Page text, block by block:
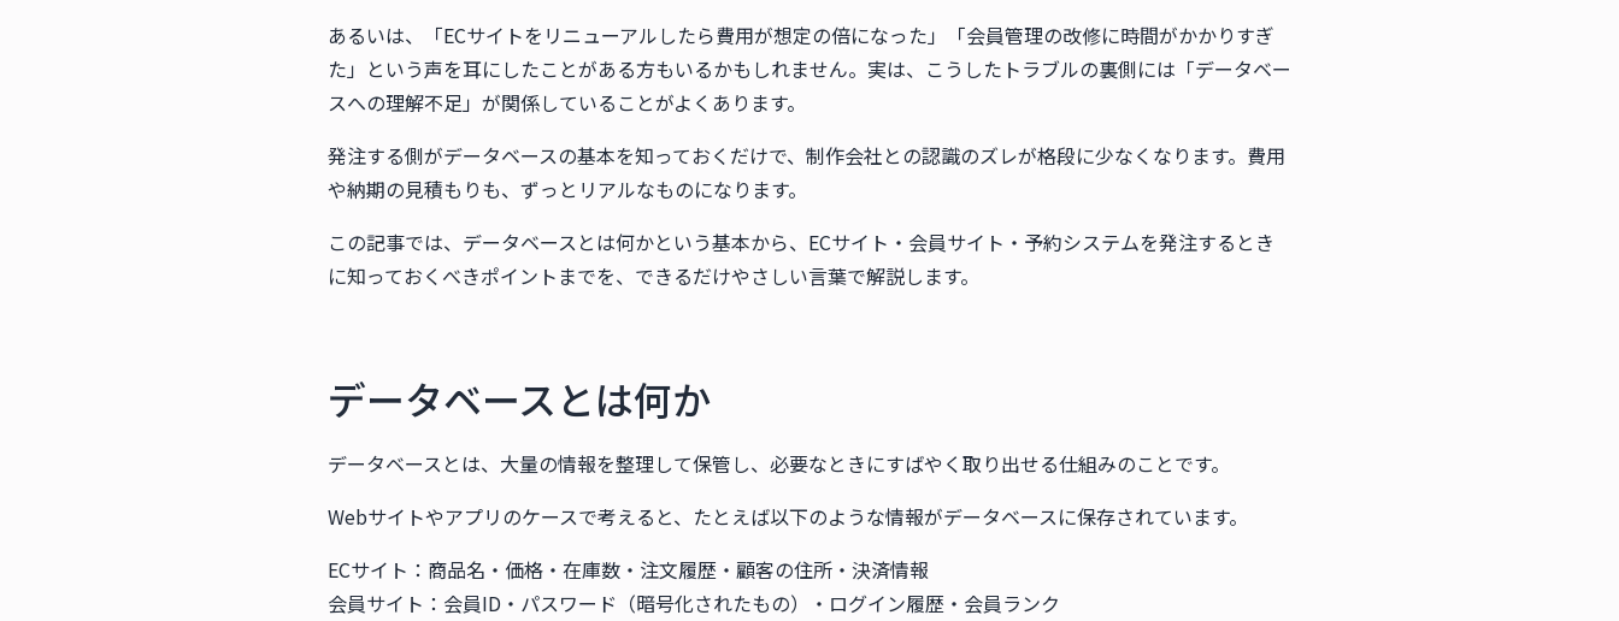
あるいは、「ECサイトをリニューアルしたら費用が想定の倍になった」「会員管理の改修に時間がかかりすぎ
た」という声を耳にしたことがある方もいるかもしれません。実は、こうしたトラブルの裏側には「データベー
スへの理解不足」が関係していることがよくあります。
発注する側がデータベースの基本を知っておくだけで、制作会社との認識のズレが格段に少なくなります。費用
や納期の見積もりも、ずっとリアルなものになります。
この記事では、データベースとは何かという基本から、ECサイト・会員サイト・予約システムを発注するとき
に知っておくべきポイントまでを、できるだけやさしい言葉で解説します。
データベースとは何か
データベースとは、大量の情報を整理して保管し、必要なときにすばやく取り出せる仕組みのことです。
Webサイトやアプリのケースで考えると、たとえば以下のような情報がデータベースに保存されています。
ECサイト：商品名・価格・在庫数・注文履歴・顧客の住所・決済情報
会員サイト：会員ID・パスワード（暗号化されたもの）・ログイン履歴・会員ランク